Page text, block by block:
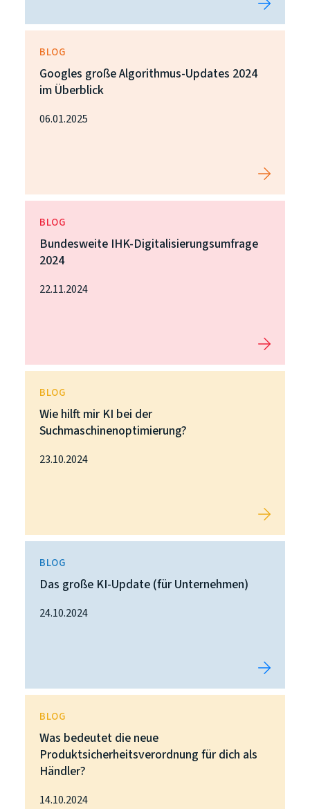
BLOG
Googles große Algorithmus-Updates 2024
im Überblick
06.01.2025
BLOG
Bundesweite IHK-Digitalisierungsumfrage
2024
22.11.2024
BLOG
Wie hilft mir KI bei der
Suchmaschinenoptimierung?
23.10.2024
BLOG
Das große KI-Update (für Unternehmen)
24.10.2024
BLOG
Was bedeutet die neue
Produktsicherheitsverordnung für dich als
Händler?
14.10.2024